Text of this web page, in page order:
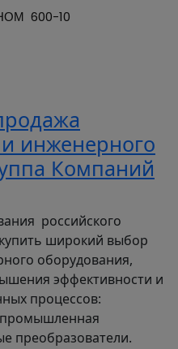
600-10
инженерного
Компаний
российского
широкий выбор
оборудования,
эффективности и
процессов:
промышленная
преобразователи.